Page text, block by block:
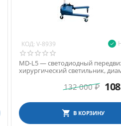
КОД: V-8939
MD-L5 — светодиодный
хирургический светильник,
132 000 ₽
В КОРЗИНУ